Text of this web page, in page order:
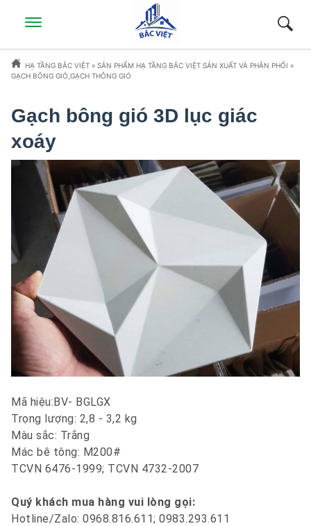
HẠ TẦNG BẮC VIỆT » SẢN PHẨM HẠ TẦNG BẮC VIỆT SẢN XUẤT VÀ PHÂN PHỐI »
GẠCH BÔNG GIÓ,GẠCH THÔNG GIÓ
Gạch bông gió 3D lục giác
xoáy
Mã hiệu:BV- BGLGX
Trọng lượng: 2,8 - 3,2 kg
Màu sắc: Trắng
Mác bê tông: M200#
TCVN 6476-1999; TCVN 4732-2007
Quý khách mua hàng vui lòng gọi:
Hotline/Zalo: 0968.816.611; 0983.293.611